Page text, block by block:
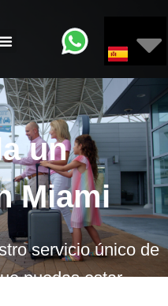
un
Miami
servicio único de
puedas estar